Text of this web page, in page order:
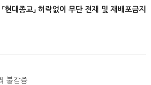
대종교」 허락없이 무단 전재 및 재배포금지
불감증